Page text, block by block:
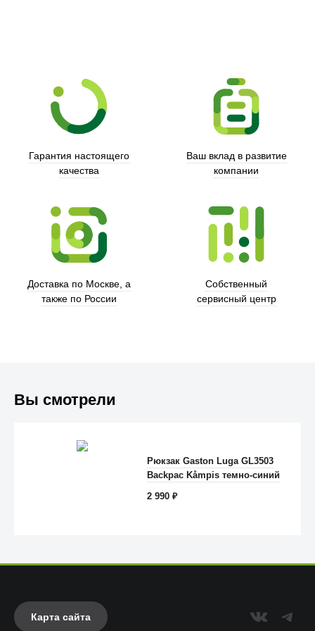
Гарантия настоящего
качества
Ваш вклад в развитие
компании
Доставка по Москве, а
также по России
Собственный
сервисный центр
Вы смотрели
Рюкзак Gaston Luga GL3503
Backpac Kåmpis темно-синий
2 990₽
Карта сайта